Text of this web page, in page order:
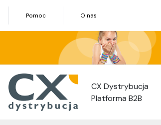
Pomoc O nas
CX Dystrybucja
Platforma B2B